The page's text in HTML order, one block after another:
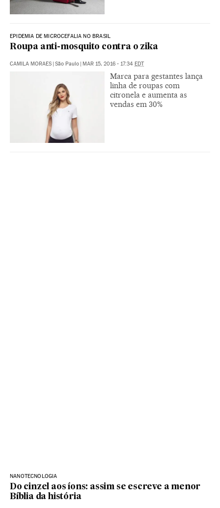
EPIDEMIA DE MICROCEFALIA NO BRASIL
Roupa anti-mosquito contra o zika
CAMILA MORAES | São Paulo | MAR 15, 2016 - 17:34 EDT
Marca para gestantes lança
linha de roupas com
citronela e aumenta as
vendas em 30%
NANOTECNOLOGIA
Do cinzel aos íons: assim se escreve a menor
Bíblia da história